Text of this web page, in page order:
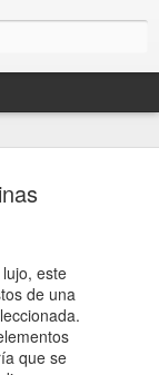
este
de una
que se